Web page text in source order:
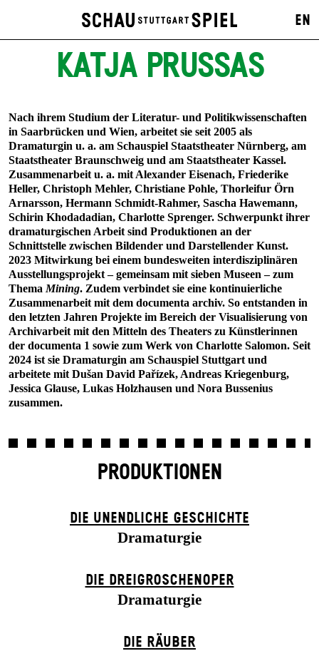
EN
KATJA PRUSSAS
Nach ihrem Studium der Literatur- und Politikwissenschaften
in Saarbrücken und Wien, arbeitet sie seit 2005 als
Dramaturgin u. a. am Schauspiel Staatstheater Nürnberg, am
Staatstheater Braunschweig und am Staatstheater Kassel.
Zusammenarbeit u. a. mit Alexander Eisenach, Friederike
Heller, Christoph Mehler, Christiane Pohle, Thorleifur Örn
Arnarsson, Hermann Schmidt-Rahmer, Sascha Hawemann,
Schirin Khodadadian, Charlotte Sprenger. Schwerpunkt ihrer
dramaturgischen Arbeit sind Produktionen an der
Schnittstelle zwischen Bildender und Darstellender Kunst.
2023 Mitwirkung bei einem bundesweiten interdisziplinären
Ausstellungsprojekt – gemeinsam mit sieben Museen – zum
Thema Mining. Zudem verbindet sie eine kontinuierliche
Zusammenarbeit mit dem documenta archiv. So entstanden in
den letzten Jahren Projekte im Bereich der Visualisierung von
Archivarbeit mit den Mitteln des Theaters zu Künstlerinnen
der documenta 1 sowie zum Werk von Charlotte Salomon. Seit
2024 ist sie Dramaturgin am Schauspiel Stuttgart und
arbeitete mit Dušan David Pařízek, Andreas Kriegenburg,
Jessica Glause, Lukas Holzhausen und Nora Bussenius
zusammen.
PRODUKTIONEN
DIE UN­ENDLICHE GESCHICHTE
Dramaturgie
DIE DREI­GROSCHEN­OPER
Dramaturgie
DIE RÄUBER